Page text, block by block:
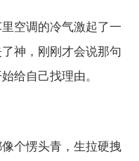
空调的冷气激起了一
神，刚刚才会说那句
给自己找理由。
个愣头青，生拉硬拽